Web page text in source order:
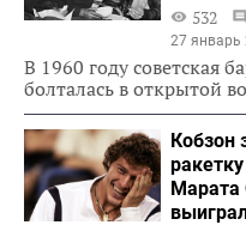
532
27 январь
В 1960 году советская
болталась в открытой
Кобзон
Марата